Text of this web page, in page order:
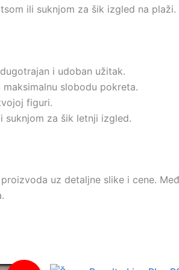
ili suknjom za šik izgled na plaži.
i udoban užitak.
slobodu pokreta.
figuri.
za šik letnji izgled.
uz detaljne slike i cene.